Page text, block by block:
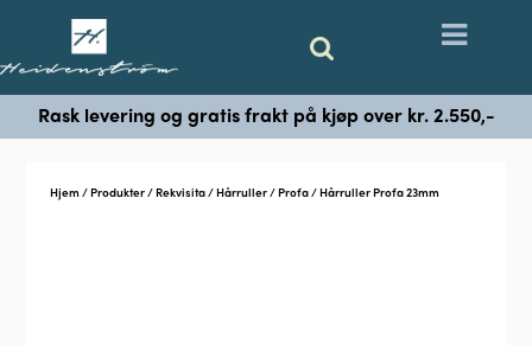
Rask levering og gratis frakt på kjøp over kr. 2.550,-
Hjem /Produkter/Rekvisita/Hårruller/Profa/ Hårruller Profa 23mm